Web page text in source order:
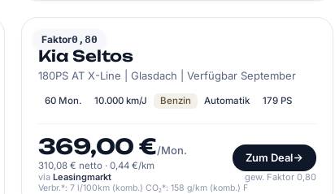
Faktor0,80
KIA
Kia Seltos
180PS AT X-Line | Glasdach | Verfügbar September
60 Mon. 10.000 km/J Benzin Automatik 179 PS
369,00 €/Mon.
310,08 € netto · 0,44 €/km
Zum Deal
via Leasingmarkt gew. Faktor 0,80
Verbr.*: 7 l/100km (komb.) CO₂*: 158 g/km (komb.) F